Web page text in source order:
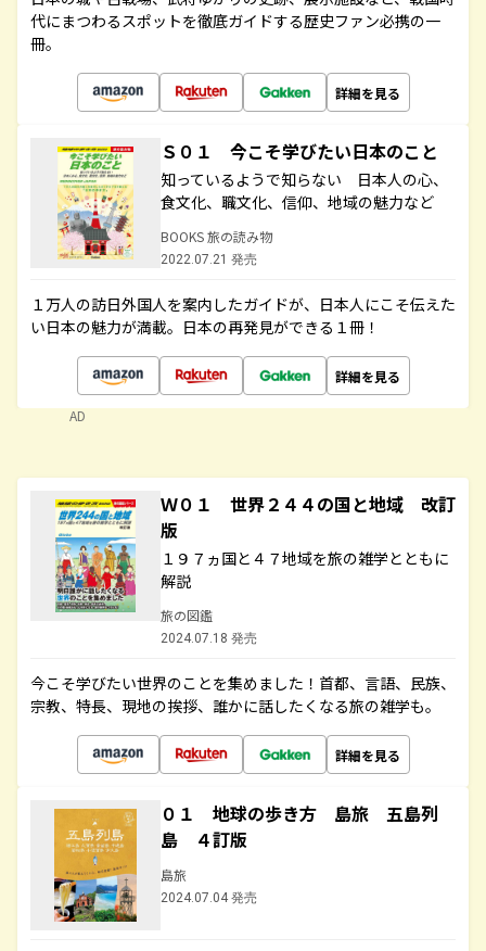
代にまつわるスポットを徹底ガイドする歴史ファン必携の一
冊。
詳細を見る
Ｓ０１ 今こそ学びたい日本のこと
知っているようで知らない 日本人の心、
食文化、職文化、信仰、地域の魅力など
BOOKS 旅の読み物
2022.07.21 発売
１万人の訪日外国人を案内したガイドが、日本人にこそ伝えた
い日本の魅力が満載。日本の再発見ができる１冊！
詳細を見る
AD
Ｗ０１ 世界２４４の国と地域 改訂
版
１９７ヵ国と４７地域を旅の雑学とともに
解説
旅の図鑑
2024.07.18 発売
今こそ学びたい世界のことを集めました！首都、言語、民族、
宗教、特長、現地の挨拶、誰かに話したくなる旅の雑学も。
詳細を見る
０１ 地球の歩き方 島旅 五島列
島 ４訂版
島旅
2024.07.04 発売